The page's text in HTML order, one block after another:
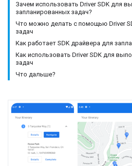
Зачем использовать Driver SDK для
запланированных задач?
Что можно делать с помощью Driver
задач
Как работает SDK драйвера для
Как использовать Driver SDK для
задач
Что дальше?